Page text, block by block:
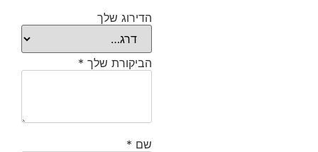
הדירוג שלך
הביקורת שלך *
שם *